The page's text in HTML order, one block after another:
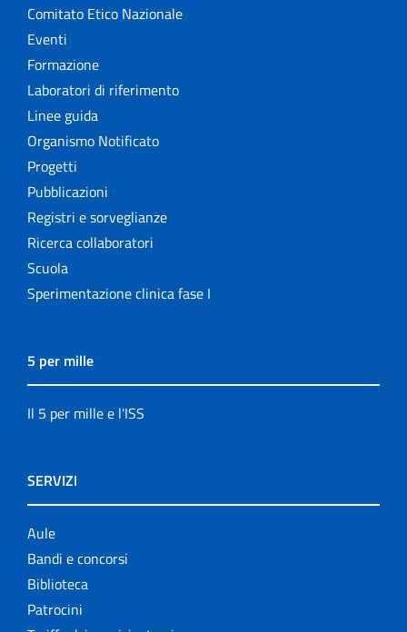
Comitato Etico Nazionale
Eventi
Formazione
Laboratori di riferimento
Linee guida
Organismo Notificato
Progetti
Pubblicazioni
Registri e sorveglianze
Ricerca collaboratori
Scuola
Sperimentazione clinica fase I
5 per mille
Il 5 per mille e l'ISS
SERVIZI
Aule
Bandi e concorsi
Biblioteca
Patrocini